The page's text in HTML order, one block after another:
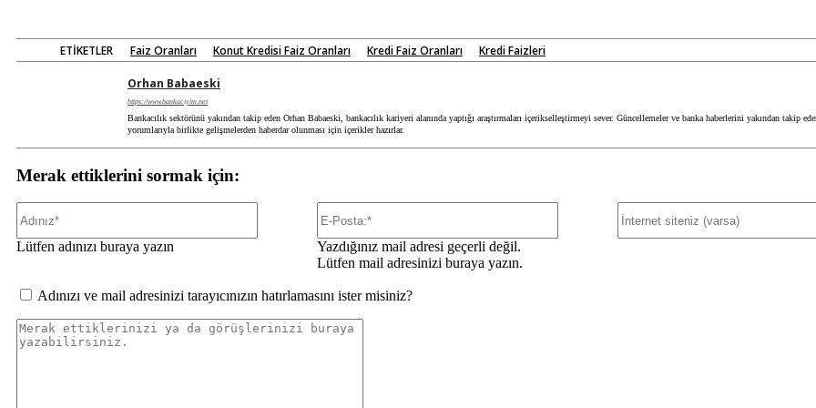
ETIKETLER Faiz Oranları Konut Kredisi Faiz Oranları Kredi Faiz Oranları Kredi Faizleri
Orhan Babaeski
https://www.bankaciyim.net
Bankacılık sektörünü yakından takip eden Orhan Babaeski, bankacılık kariyeri alanında yaptığı araştırmaları içerikselleştirmeyi sever. Güncellemeler ve banka haberlerini yakından takip
yorumlarıyla birlikte gelişmelerden haberdar olunması için içerikler hazırlar.
Merak ettiklerini sormak için:
Lütfen adınızı buraya yazın
Yazdığınız mail adresi geçerli değil.
Lütfen mail adresinizi buraya yazın.
Adınızı ve mail adresinizi tarayıcınızın hatırlamasını ister misiniz?